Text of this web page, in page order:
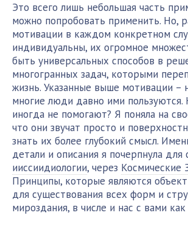
Это всего лишь небольшая часть
можно попробовать применить. Но,
мотивации в каждом конкретном
индивидуальны, их огромное
быть универсальных способов в
многогранных задач, которыми
жизнь. Указанные выше мотивации –
многие люди давно ими пользуются.
иногда не помогают? Я поняла на
что они звучат просто и
знать их более глубокий смысл.
детали и описания я почерпнула для
ииссиидиологии, через Космические
Принципы, которые являются
для существования всех форм и
мироздания, в числе и нас с вами